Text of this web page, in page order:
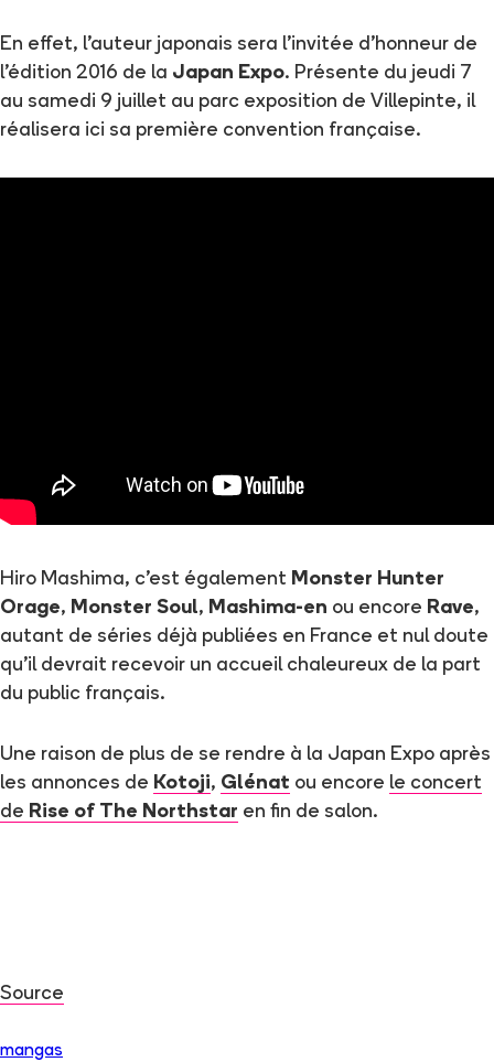
En effet, l'auteur japonais sera l'invitée d'honneur de
l'édition 2016 de la Japan Expo. Présente du jeudi 7
au samedi 9 juillet au parc exposition de Villepinte, il
réalisera ici sa première convention française.
Hiro Mashima, c'est également Monster Hunter
Orage, Monster Soul, Mashima-en ou encore Rave,
autant de séries déjà publiées en France et nul doute
qu'il devrait recevoir un accueil chaleureux de la part
du public français.
Une raison de plus de se rendre à la Japan Expo après
les annonces de Kotoji, Glénat ou encore le concert
de Rise of The Northstar en fin de salon.
Source
mangas